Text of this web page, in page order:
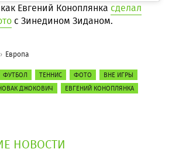
Евгений Коноплянка сделал
с Зинедином Зиданом.
Европа
ФУТБОЛ ТЕННИС ФОТО
ВНЕ ИГРЫ
ДЖОКОВИЧ ЕВГЕНИЙ КОНОПЛЯНКА
НОВОСТИ